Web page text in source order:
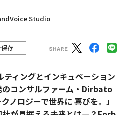
Studio
存
ティングとインキュベーション
のコンサルファーム・Dirbato
ノロジーで世界に 喜びを。」